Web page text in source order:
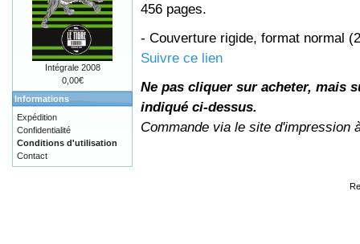
456 pages.
- Couverture rigide, format normal
Suivre ce lien
Ne pas cliquer sur acheter, mais
indiqué ci-dessus.
Commande via le site d'impression
Intégrale 2008
0,00€
Informations
Expédition
Confidentialité
Conditions d'utilisation
Contact